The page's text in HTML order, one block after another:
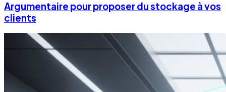
Argumentaire pour proposer du stockage à vos
clients